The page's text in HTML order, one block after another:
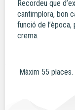
Recordeu que
cantimplora, bon
funció de
crema.
Màxim 55 places.